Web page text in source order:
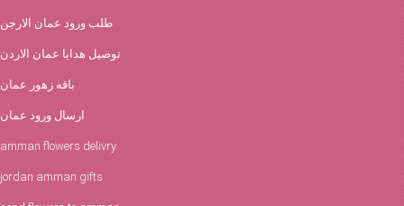
طلب ورود عمان الارجن
توصيل هدايا عمان الاردن
باقه زهور عمان
ارسال ورود عمان
amman flowers delivry
jordan amman gifts